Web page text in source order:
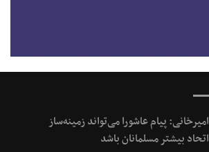
امیرخانی: پیام عاشورا می‌تواند زمینه‌ساز
اتحاد بیشتر مسلمانان باشد